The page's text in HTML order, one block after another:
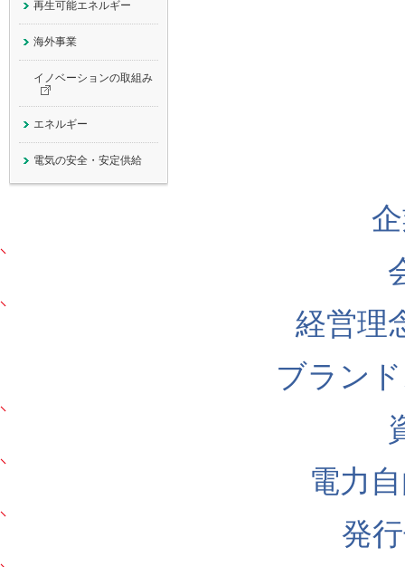
再生可能エネルギー
海外事業
イノベーションの取組み
エネルギー
電気の安全・安定供給
経営理
ブラン
電力
発